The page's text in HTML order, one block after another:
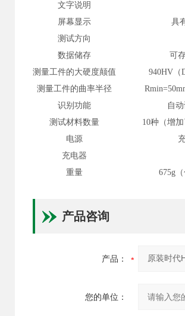
文字说明
屏幕显示
具
测试方向
数据储存
可
测量工件的大硬度颠值
940HV（
测量工件的曲率半径
识别功能
自
测试材料数量
10种（增
电源
充电器
重量
675g
产品咨询
产品：
您的单位：